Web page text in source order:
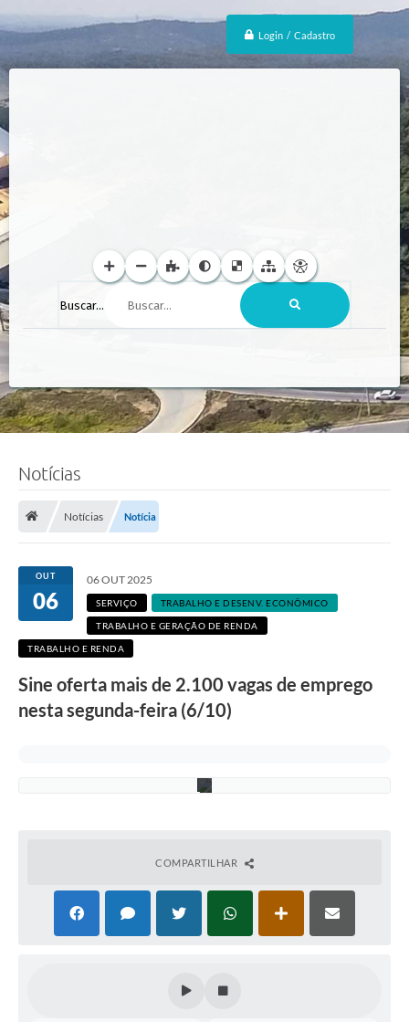
Login / Cadastro
Buscar...
Notícias
Notícias Notícia
OUT
06
06 OUT 2025
SERVIÇO TRABALHO E DESENV. ECONÔMICO
TRABALHO E GERAÇÃO DE RENDA
TRABALHO E RENDA
Sine oferta mais de 2.100 vagas de emprego
nesta segunda-feira (6/10)
o
:
S
n
S
COMPARTILHAR